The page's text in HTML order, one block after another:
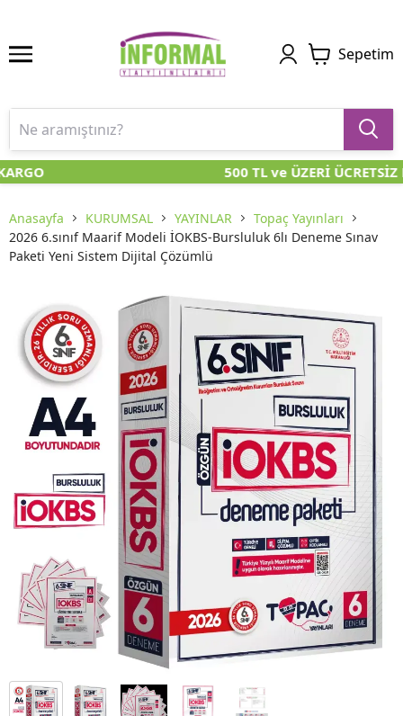
Sepetim
500 TL ve ÜZERİ ÜCRETSİZ
Anasayfa KURUMSAL YAYINLAR
Topaç Yayınları
2026 6.sınıf Maarif Modeli İOKBS-Bursluluk 6lı Deneme Sınav
Paketi Yeni Sistem Dijital Çözümlü